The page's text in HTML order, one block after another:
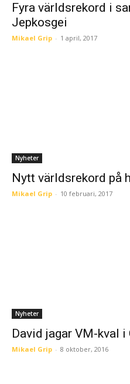
Fyra världsrekord i
Jepkosgei
Mikael Grip - 1 april, 2017
Nyheter
Nytt världsrekord på
Mikael Grip - 10 februari, 2017
Nyheter
David jagar VM-kval
Mikael Grip - 8 oktober, 2016